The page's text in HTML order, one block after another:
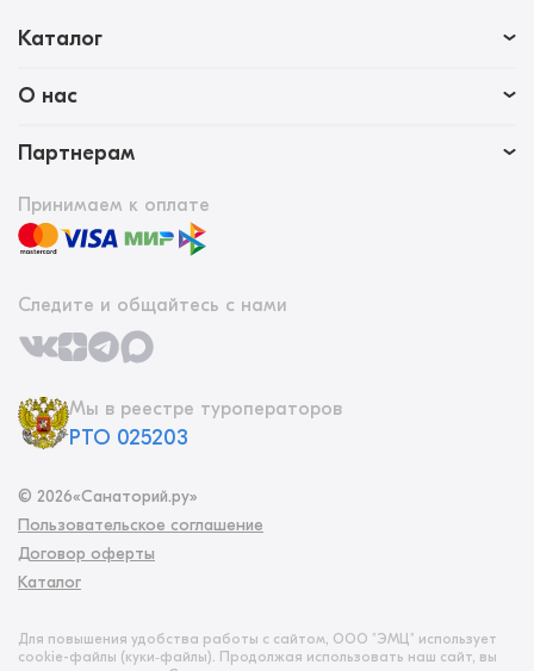
Каталог
О нас
Партнерам
Принимаем к оплате
Следите и общайтесь с нами
Мы в реестре туроператоров
РТО 025203
© 2026«Санаторий.ру»
Пользовательское соглашение
Договор оферты
Каталог
Для повышения удобства работы с сайтом, ООО "ЭМЦ" использует
cookie-файлы (куки‑файлы). Продолжая использовать наш сайт, вы